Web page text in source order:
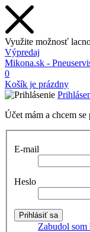
Využite možnosť
Výpredaj
Mikona.sk -
0
Košík je prázdny
Účet mám a chcem
E-mail
Heslo
Zabudol som